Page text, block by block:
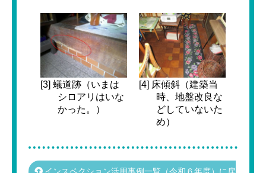
[3] 蟻道跡（いまは
シロアリはいな
かった。）
[4] 床傾斜（建築当
時、地盤改良な
どしていないた
め）